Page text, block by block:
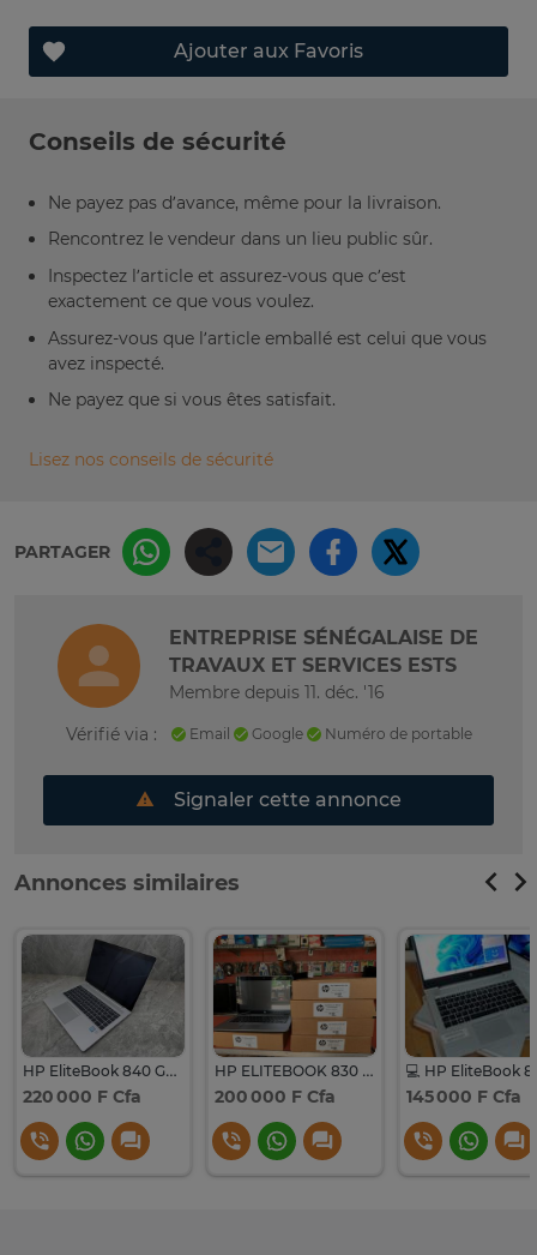
Ajouter aux Favoris
Conseils de sécurité
Ne payez pas d’avance, même pour la livraison.
Rencontrez le vendeur dans un lieu public sûr.
Inspectez l’article et assurez-vous que c’est
exactement ce que vous voulez.
Assurez-vous que l’article emballé est celui que vous
avez inspecté.
Ne payez que si vous êtes satisfait.
Lisez nos conseils de sécurité
PARTAGER
ENTREPRISE SÉNÉGALAISE DE
TRAVAUX ET SERVICES ESTS
Membre depuis 11. déc. '16
Vérifié via :
Email Google Numéro de portable
Signaler cette annonce
Annonces similaires
HP EliteBook 840 G6 core i7
220 000 F Cfa
HP ELITEBOOK 830 840 G6 I7 16Go/512SSD
200 000 F Cfa 145 000 F Cfa